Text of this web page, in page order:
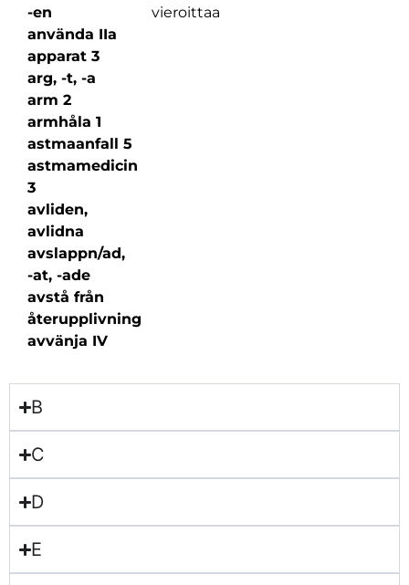
-en
använda IIa
apparat 3
arg, -t, -a
arm 2
armhåla 1
astmaanfall 5
astmamedicin
3
avliden,
avlidna
avslappn/ad,
-at, -ade
avstå från
återupplivning
avvänja IV
vieroittaa
B
C
D
E